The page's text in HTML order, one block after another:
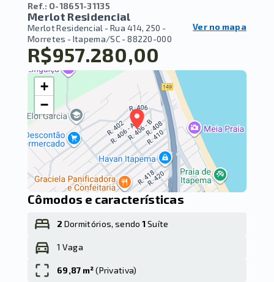
Ref.: O-18651-31135
Merlot Residencial
Merlot Residencial -Rua 414, 250 -
Morretes - Itapema/SC - 88220-000
Ver no mapa
R$957.280,00
+
−
Cômodos e características
2 Dormitórios, sendo1Suíte
1 Vaga
69,87 m²(Privativa)